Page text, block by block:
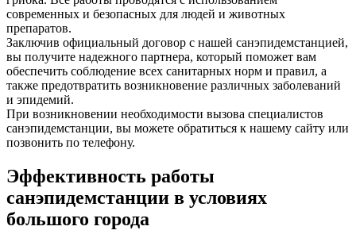
современных и безопасных для людей и животных
препаратов.
Заключив официальный договор с нашей санэпидемстанцией,
вы получите надежного партнера, который поможет вам
обеспечить соблюдение всех санитарных норм и правил, а
также предотвратить возникновение различных заболеваний
и эпидемий.
При возникновении необходимости вызова специалистов
санэпидемстанции, вы можете обратиться к нашему сайту или
позвонить по телефону.
Эффективность работы
санэпидемстанции в условиях
большого города